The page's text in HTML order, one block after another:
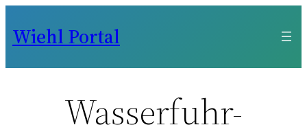
Inhalt
Wiehl Portal
Wasserfuhr-